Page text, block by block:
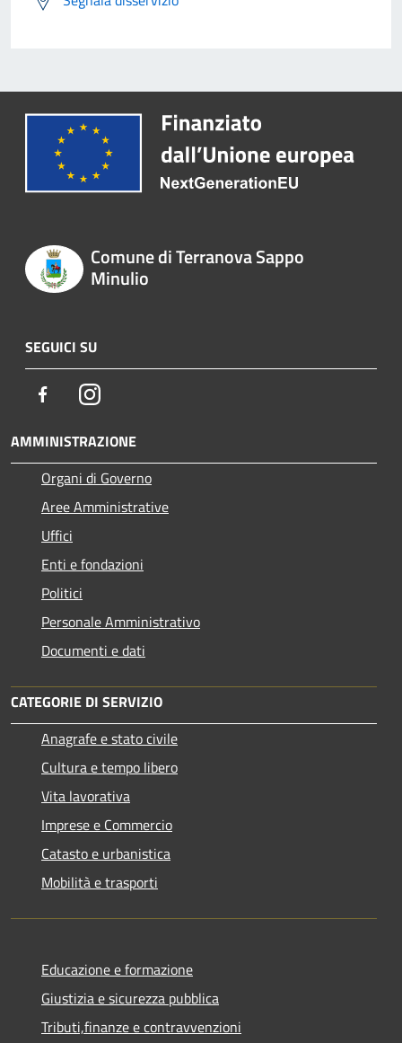
Comune di Terranova Sappo
Minulio
SEGUICI SU
FacebookInstagram
AMMINISTRAZIONE
Organi di Governo
Aree Amministrative
Uffici
Enti e fondazioni
Politici
Personale Amministrativo
Documenti e dati
CATEGORIE DI SERVIZIO
Anagrafe e stato civile
Cultura e tempo libero
Vita lavorativa
Imprese e Commercio
Catasto e urbanistica
Mobilità e trasporti
Educazione e formazione
Giustizia e sicurezza pubblica
Tributi,finanze e contravvenzioni